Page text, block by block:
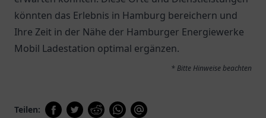
könnten das Erlebnis in Hamburg bereichern und
Ihre Zeit in der Nähe der Hamburger Energiewerke
Mobil Ladestation optimal ergänzen.
* Bitte Hinweise beachten
Teilen: